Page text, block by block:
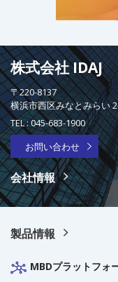
株式会社 IDAJ
〒220-8137
横浜市西区みなとみらい
TEL :045-683-1900
お問い合わせ
会社情報
製品情報
MBDプラットフォ